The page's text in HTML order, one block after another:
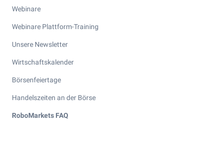
Webinare
Webinare Plattform-Training
Unsere Newsletter
Wirtschaftskalender
Börsenfeiertage
Handelszeiten an der Börse
RoboMarkets FAQ